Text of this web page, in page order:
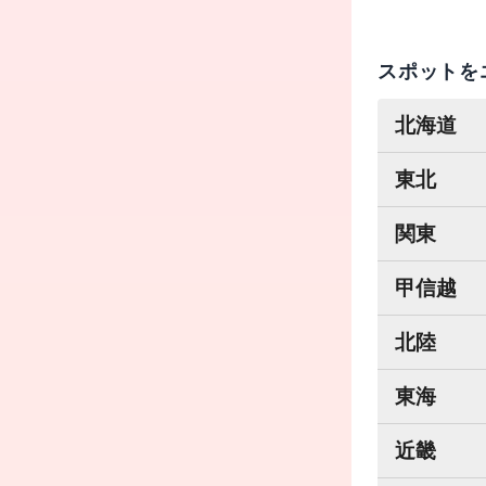
スポット
北海道
東北
関東
甲信越
北陸
東海
近畿